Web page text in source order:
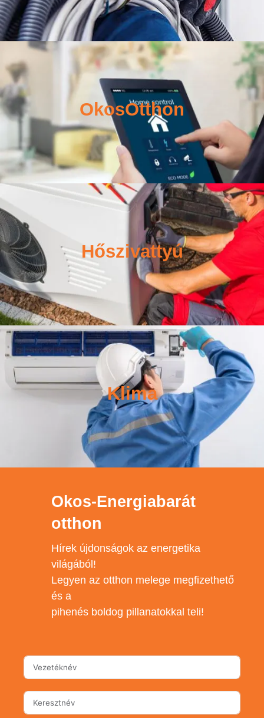
OkosOtthon
Hőszivattyú
Klima
Okos-Energiabarát
otthon
Hírek újdonságok az energetika
világából!
Legyen az otthon melege megfizethető
és a
pihenés boldog pillanatokkal teli!